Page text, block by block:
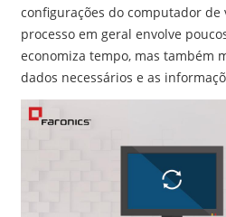
configurações do computador de
processo em geral envolve
economiza tempo, mas também
dados necessários e as